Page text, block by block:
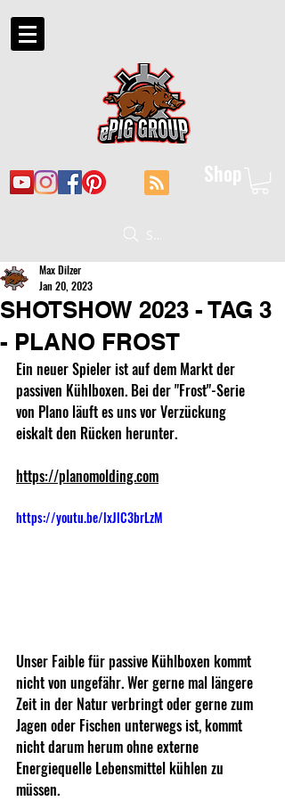
Shop
Suche
SHOTSHOW 2023 - TAG 3
- PLANO FROST
Max Dilzer
Jan 20, 2023
Ein neuer Spieler ist auf dem Markt der
passiven Kühlboxen. Bei der "Frost"-Serie
von Plano läuft es uns vor Verzückung
eiskalt den Rücken herunter.
https://planomolding.com
https://youtu.be/lxJlC3brLzM
Unser Faible für passive Kühlboxen kommt
nicht von ungefähr. Wer gerne mal längere
Zeit in der Natur verbringt oder gerne zum
Jagen oder Fischen unterwegs ist, kommt
nicht darum herum ohne externe
Energiequelle Lebensmittel kühlen zu
müssen.